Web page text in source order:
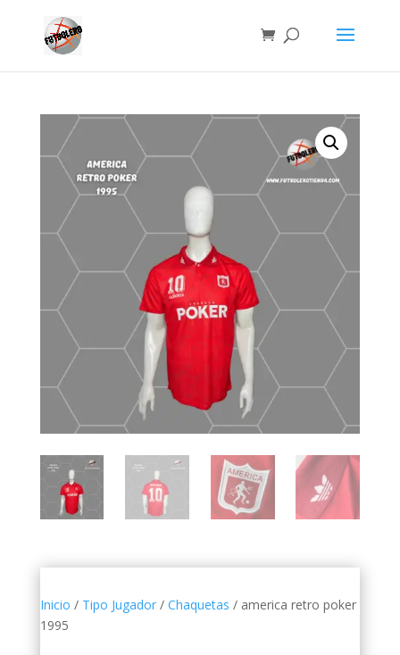
Inicio / Tipo Jugador/ Chaquetas / america retro poker
1995